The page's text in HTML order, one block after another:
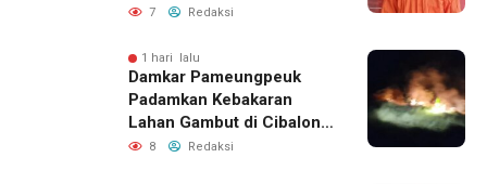
Ditangkap Polisi
7 Redaksi
1 hari lalu
Damkar Pameungpeuk
Padamkan Kebakaran
Lahan Gambut di Cibalong,
Permukiman Warga
8 Redaksi